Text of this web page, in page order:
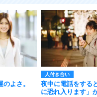
よさ。
人付き合い
夜中に電話をする
に恐れ入ります」